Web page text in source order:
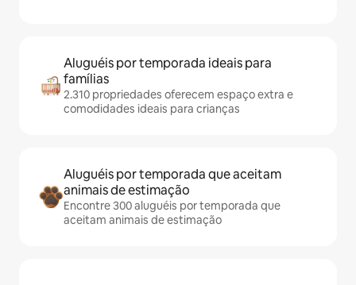
Aluguéis por temporada ideais para
famílias
2.310 propriedades oferecem espaço extra e
comodidades ideais para crianças
Aluguéis por temporada que aceitam
animais de estimação
Encontre 300 aluguéis por temporada que
aceitam animais de estimação